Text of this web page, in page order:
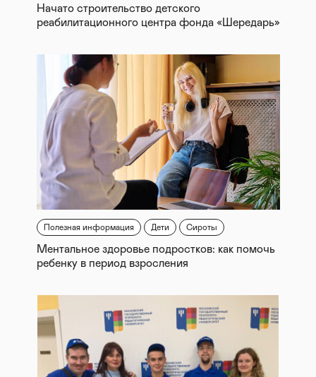
Начато строительство детского
реабилитационного центра фонда «Шередарь»
Полезная информация Дети Сироты
Ментальное здоровье подростков: как помочь
ребенку в период взросления